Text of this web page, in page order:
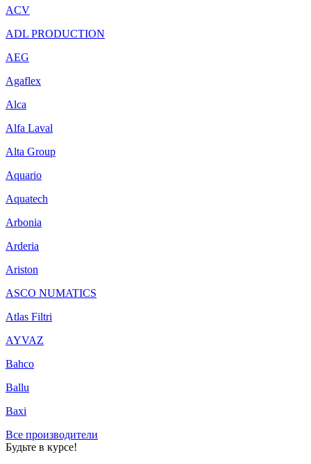
ACV
ADL PRODUCTION
AEG
Agaflex
Alca
Alfa Laval
Alta Group
Aquario
Aquatech
Arbonia
Arderia
Ariston
ASCO NUMATICS
Atlas Filtri
AYVAZ
Bahco
Ballu
Baxi
Все производители
Будьте в курсе!